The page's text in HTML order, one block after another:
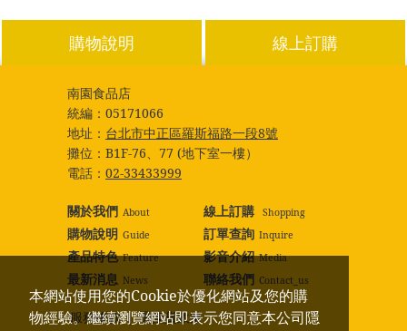
本網站使用您的Cookie於優化網站及您的購
物經驗。繼續瀏覽網站即表示您同意本公司隱
購物說明 線上訂購
南園食品店
統編： 05171066
地址： 台北市中正區羅斯福路一段8號
攤位： B1F-76、77 (地下室一樓）
電話： 02-33433999
關於我們 About 線上訂購 Shopping
購物說明 Guide 訂單查詢 Inquire
產品特色 Feature 影音介紹 Media
最新消息 News 聯絡我們 Contact_us
服務條款｜退換貨政策